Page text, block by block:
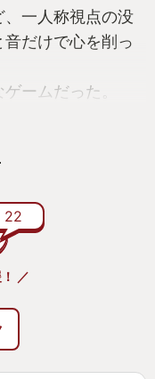
一人称視点の没
だけで心を削っ
ームだった。
に、なかなか進
汗。
わりたくない人
見方が変わる。
ろが印象的だっ
22
／